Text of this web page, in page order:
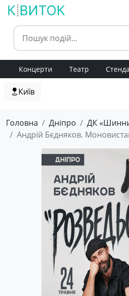
Концерти Театр
Київ
Головна Дніпро
ДК
Андрій Бєдняков.